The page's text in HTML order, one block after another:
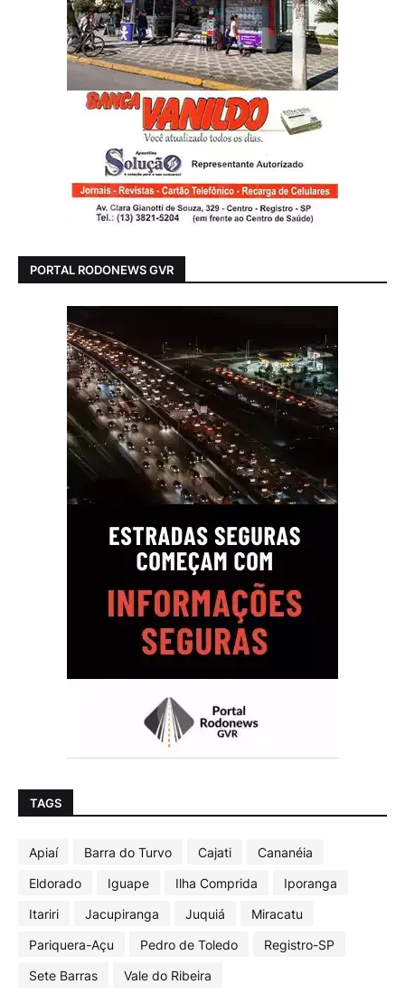
PORTAL RODONEWS GVR
TAGS
Apiaí Barra do Turvo Cajati
Cananéia
Eldorado
Iguape Ilha Comprida
Iporanga
Itariri
Jacupiranga Juquiá
Miracatu
Pariquera-Açu
Pedro de Toledo
Registro-SP
Sete Barras
Vale do Ribeira